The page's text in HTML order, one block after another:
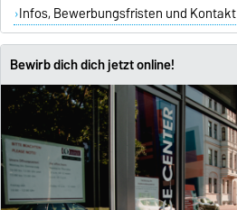
Infos, Bewerbungsfristen und Kontakt
Bewirb dich dich jetzt online!